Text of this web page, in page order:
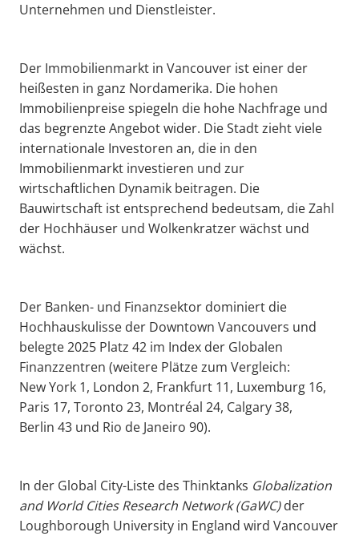
Unternehmen und Dienstleister.
Der Immobilienmarkt in Vancouver ist einer der
heißesten in ganz Nordamerika. Die hohen
Immobilienpreise spiegeln die hohe Nachfrage und
das begrenzte Angebot wider. Die Stadt zieht viele
internationale Investoren an, die in den
Immobilienmarkt investieren und zur
wirtschaftlichen Dynamik beitragen. Die
Bauwirtschaft ist entsprechend bedeutsam, die Zahl
der Hochhäuser und Wolkenkratzer wächst und
wächst.
Der Banken- und Finanzsektor dominiert die
Hochhauskulisse der Downtown Vancouvers und
belegte 2025 Platz 42 im Index der Globalen
Finanzzentren (weitere Plätze zum Vergleich:
New York 1, London 2, Frankfurt 11, Luxemburg 16,
Paris 17, Toronto 23, Montréal 24, Calgary 38,
Berlin 43 und Rio de Janeiro 90).
In der Global City-Liste des Thinktanks Globalization
and World Cities Research Network (GaWC)der
Loughborough University in England wird Vancouver